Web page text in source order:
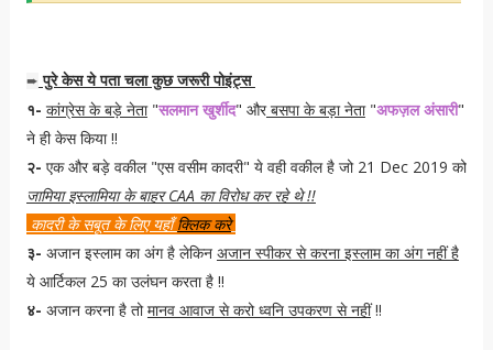
➨ पुरे केस ये पता चला कुछ जरूरी पोइंट्स
१- कांग्रेस के बड़े नेता"सलमान खुर्शीद" औरबसपा के बड़ा नेता"अफज़ल अंसारी"
ने ही केस किया !!
२- एक और बड़े वकील "एस वसीम कादरी" ये वही वकील है जो 21 Dec 2019 को
जामिया इस्लामिया के बाहर CAA का विरोध कर रहे थे !!
कादरी के सबूत के लिए यहाँक्लिक करे
३- अजान इस्लाम का अंग है लेकिन अजान स्पीकर से करना इस्लाम का अंग नहीं है
ये आर्टिकल 25 का उलंघन करता है !!
४- अजान करना है तोमानव आवाज से करो ध्वनि उपकरण से नहीं!!